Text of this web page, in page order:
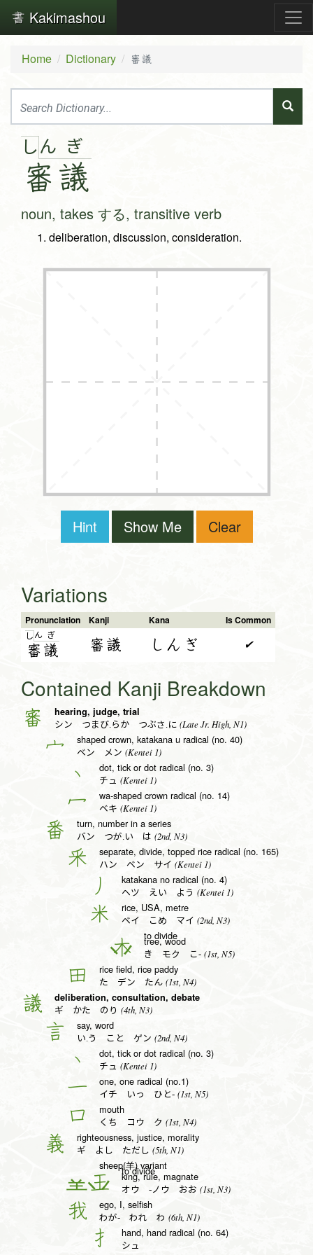
Kakimashou
Home Dictionary 審議
しん
審
ぎ
議
noun, takes する, transitive verb
deliberation, discussion, consideration.
Hint Show Me Clear
Variations
Pronunciation Kanji Kana Is Common
し ん
審
ぎ
議 審議 しんぎ ✔
Contained Kanji Breakdown
審 hearing, judge, trial
シン つまび.らか つぶさ.に (Late Jr. High, N1)
宀 shaped crown, katakana u radical (no. 40)
ベン メン (Kentei 1)
丶 dot, tick or dot radical (no. 3)
チュ (Kentei 1)
冖 wa-shaped crown radical (no. 14)
ベキ (Kentei 1)
番 turn, number in a series
バン つが.い は (2nd, N3)
釆 separate, divide, topped rice radical (no. 165)
ハン ベン サイ (Kentei 1)
丿 katakana no radical (no. 4)
ヘツ えい よう (Kentei 1)
米 rice, USA, metre
ベイ こめ マイ (2nd, N3)
to divide
木 tree, wood
き モク こ- (1st, N5)
田 rice field, rice paddy
た デン たん (1st, N4)
議 deliberation, consultation, debate
ギ かた のり (4th, N3)
言 say, word
い.う こと ゲン (2nd, N4)
丶 dot, tick or dot radical (no. 3)
チュ (Kentei 1)
一 one, one radical (no.1)
イチ いっ ひと- (1st, N5)
口 mouth
くち コウ ク (1st, N4)
義 righteousness, justice, morality
ギ よし ただし (5th, N1)
sheep(羊) variant
to divide
王 king, rule, magnate
オウ -ノウ おお (1st, N3)
我 ego, I, selfish
わが- われ わ (6th, N1)
扌 hand, hand radical (no. 64)
シュ